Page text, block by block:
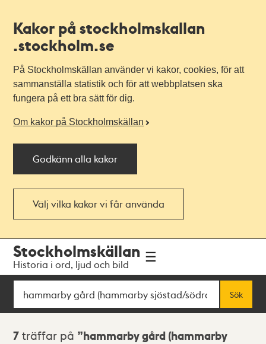
Kakor på stockholmskallan
.stockholm.se
På Stockholmskällan använder vi kakor, cookies, för att
sammanställa statistik och för att webbplatsen ska
fungera på ett bra sätt för dig.
Om kakor på Stockholmskällan
Godkänn alla kakor
Välj vilka kakor vi får använda
navigationen
huvudinnehållet
Stockholmskällan
Historia i ord, ljud och bild
Sök
Sök
Sökresultat
7 träffar på
hammarby gård (hammarby